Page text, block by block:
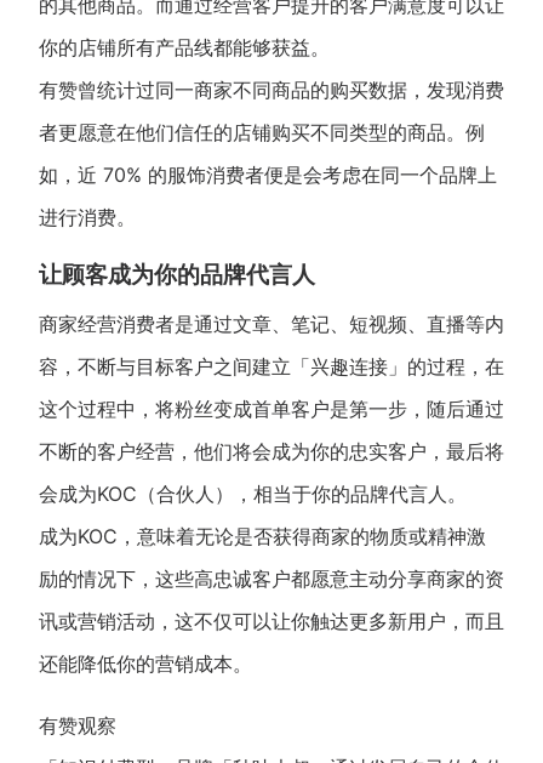
你的店铺所有产品线都能够获益。
有赞曾统计过同一商家不同商品的购买数据，发现消费
者更愿意在他们信任的店铺购买不同类型的商品。例
如，近 70% 的服饰消费者便是会考虑在同一个品牌上
进行消费。
让顾客成为你的品牌代言人
商家经营消费者是通过文章、笔记、短视频、直播等内
容，不断与目标客户之间建立「兴趣连接」的过程，在
这个过程中，将粉丝变成首单客户是第一步，随后通过
不断的客户经营，他们将会成为你的忠实客户，最后将
会成为KOC（合伙人），相当于你的品牌代言人。
成为KOC，意味着无论是否获得商家的物质或精神激
励的情况下，这些高忠诚客户都愿意主动分享商家的资
讯或营销活动，这不仅可以让你触达更多新用户，而且
还能降低你的营销成本。
有赞观察